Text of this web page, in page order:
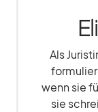
Als
wenn sie
sie